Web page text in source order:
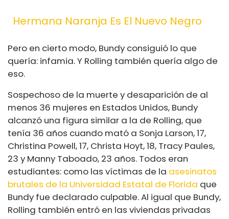
Hermana Naranja Es El Nuevo Negro
Pero en cierto modo, Bundy consiguió lo que
quería: infamia. Y Rolling también quería algo de
eso.
Sospechoso de la muerte y desaparición de al
menos 36 mujeres en Estados Unidos, Bundy
alcanzó una figura similar a la de Rolling, que
tenía 36 años cuando mató a Sonja Larson, 17,
Christina Powell, 17, Christa Hoyt, 18, Tracy Paules,
23 y Manny Taboado, 23 años. Todos eran
estudiantes: como las víctimas de la asesinatos
brutales de la Universidad Estatal de Florida que
Bundy fue declarado culpable. Al igual que Bundy,
Rolling también entró en las viviendas privadas